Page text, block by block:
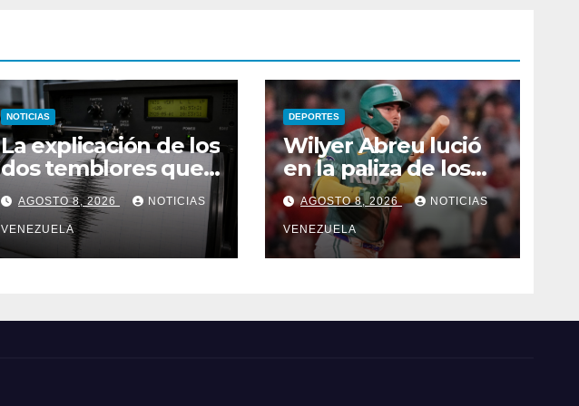
NOTICIAS
La explicación de los
dos temblores que
ocurrieron en
Barquisimeto
AGOSTO 8, 2026 NOTICIAS
VENEZUELA
DEPORTES
Wilyer Abreu lució
en la paliza de los
Medias Rojas sobre
los Atléticos
AGOSTO 8, 2026 NOTICIAS
VENEZUELA